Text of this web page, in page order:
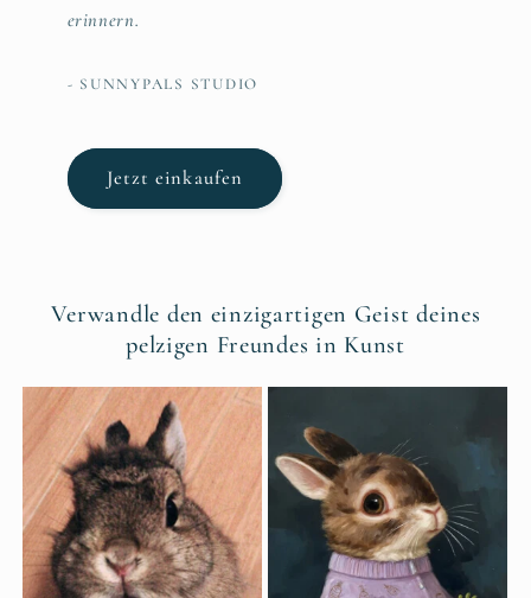
erinnern.
- SUNNYPALS STUDIO
Jetzt einkaufen
Verwandle den einzigartigen Geist deines
pelzigen Freundes in Kunst